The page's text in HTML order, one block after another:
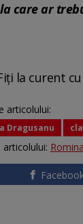
care ar
la curent
articolului:
Dragusanu